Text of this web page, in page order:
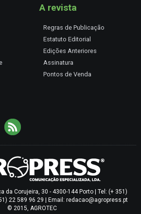
A revista
Regras de Publicação
Estatuto Editorial
Edições Anteriores
Assinatura
Pontos de Venda
da Corujeira, 30 - 4300-144 Porto | Tel: (+ 351)
22 589 96 29 | Email: redacao@agropress.pt
© 2015, AGROTEC